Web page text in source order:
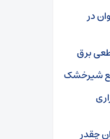
در
برق
شیرخشک
چقدر